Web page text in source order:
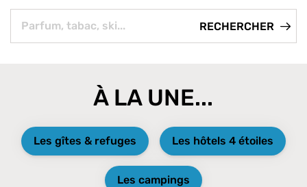
À LA UNE...
Les gîtes & refuges Les hôtels 4 étoiles
Les campings